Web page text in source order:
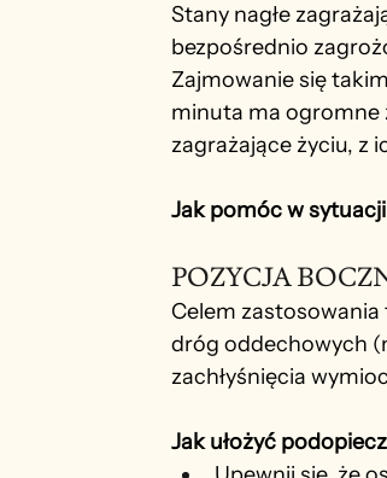
Stany nagłe
bezpośrednio
Zajmowanie się
minuta ma ogromne
zagrażające życiu, z
Jak pomóc w
POZYCJA
Celem
dróg oddechowych
zachłyśnięcia
Jak ułożyć